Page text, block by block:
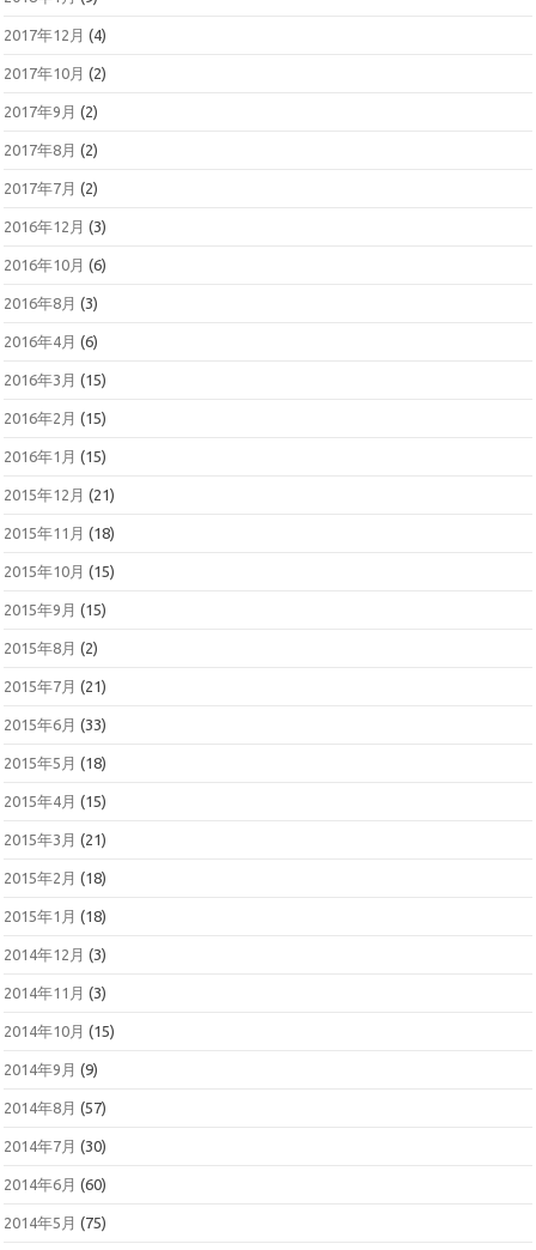
2017年12月 (4)
2017年10月 (2)
2017年9月 (2)
2017年8月 (2)
2017年7月 (2)
2016年12月 (3)
2016年10月 (6)
2016年8月 (3)
2016年4月 (6)
2016年3月 (15)
2016年2月 (15)
2016年1月 (15)
2015年12月 (21)
2015年11月 (18)
2015年10月 (15)
2015年9月 (15)
2015年8月 (2)
2015年7月 (21)
2015年6月 (33)
2015年5月 (18)
2015年4月 (15)
2015年3月 (21)
2015年2月 (18)
2015年1月 (18)
2014年12月 (3)
2014年11月 (3)
2014年10月 (15)
2014年9月 (9)
2014年8月 (57)
2014年7月 (30)
2014年6月 (60)
2014年5月 (75)